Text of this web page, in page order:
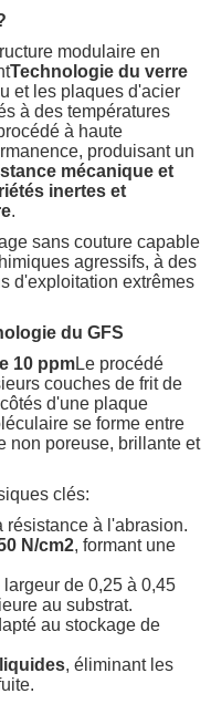
modulaire en
Technologie du verre
et les plaques d'acier
à des températures
à haute
produisant un
mécanique et
inertes et
.
sans couture capable
agressifs, à des
d'exploitation extrêmes
du GFS
10 ppmLe procédé
couches de frit de
d'une plaque
se forme entre
non poreuse, brillante et
clés:
résistance à l'abrasion.
N/cm2, formant une
largeur de 0,25 à 0,45
au substrat.
au stockage de
, éliminant les